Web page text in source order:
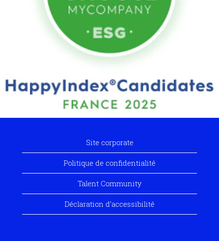
Site corporate
Politique de confidentialité
Talent Community
Déclaration d’accessibilité